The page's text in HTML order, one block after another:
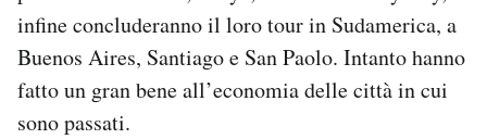
infine concluderanno il loro tour in Sudamerica, a
Buenos Aires, Santiago e San Paolo. Intanto hanno
fatto un gran bene all’economia delle città in cui
sono passati.